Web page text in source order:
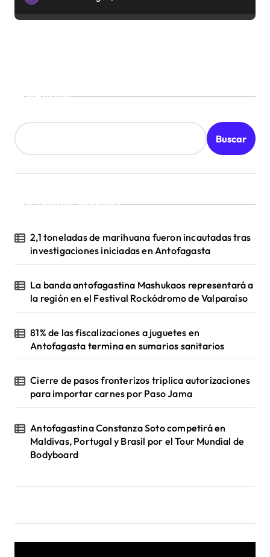
Buscar
Buscar
¡Ultimas Noticias!
2,1 toneladas de marihuana fueron incautadas tras
investigaciones iniciadas en Antofagasta
La banda antofagastina Mashukaos representará a
la región en el Festival Rockódromo de Valparaíso
81% de las fiscalizaciones a juguetes en
Antofagasta termina en sumarios sanitarios
Cierre de pasos fronterizos triplica autorizaciones
para importar carnes por Paso Jama
Antofagastina Constanza Soto competirá en
Maldivas, Portugal y Brasil por el Tour Mundial de
Bodyboard